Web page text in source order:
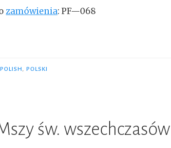
zamówienia: PF—068
POLISH, POLSKI
św. wszechczasów